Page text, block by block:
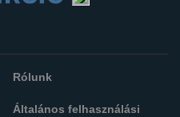
Rólunk
Általános felhasználási